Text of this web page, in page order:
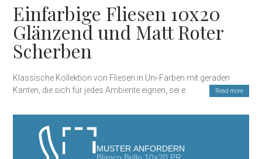
Einfarbige Fliesen 10x20
Glänzend und Matt Roter
Scherben
Klassische Kollektion von Fliesen in Uni-Farben mit geraden
Kanten, die sich für jedes Ambiente eignen, sei es Bad, Küche
einem großartigen Preis.
Read more
MUSTER ANFORDERN